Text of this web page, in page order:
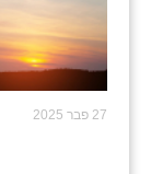
27 פבר 2025